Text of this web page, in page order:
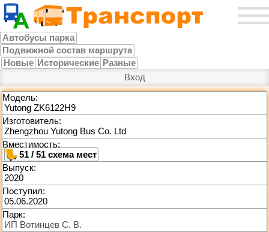
Автобусы парка
Подвижной состав маршрута
Новые Исторические Разные
Вход
Модель:
Yutong ZK6122H9
Изготовитель:
Zhengzhou Yutong Bus Co. Ltd
Вместимость:
51 / 51
Выпуск:
2020
Поступил:
05.06.2020
Парк:
ИП Вотинцев С. В.